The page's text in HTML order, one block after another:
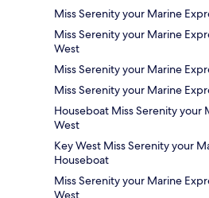
Miss Serenity your Marine
Miss Serenity your Marine
West
Miss Serenity your Marine
Miss Serenity your Marine
Houseboat Miss Serenity your
West
Key West Miss Serenity your
Houseboat
Miss Serenity your Marine
West